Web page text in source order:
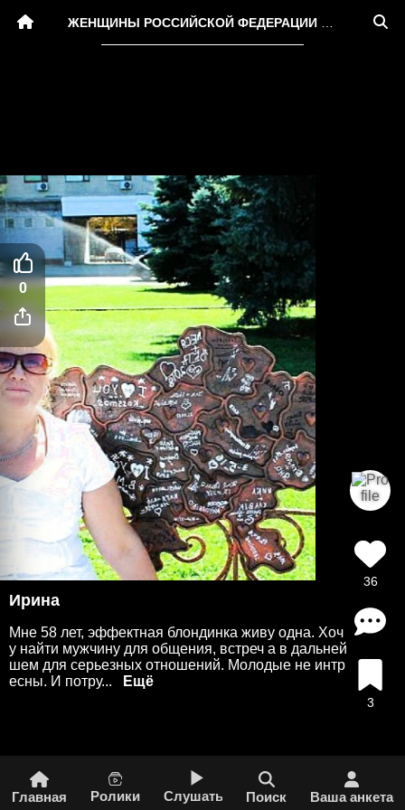
Ирина
Мне 58 лет, эффектная блондинка живу одна. Хоч
у найти мужчину для общения, встреч а в дальней
шем для серьезных отношений. Молодые не интр
есны. И потру...
36
3
Главная Ролики Слушать Поиск Ваша анкета
0